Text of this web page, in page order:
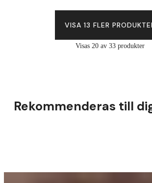
VISA 13 FLER
Visas 20 av 33 produkter
Rekommenderas till